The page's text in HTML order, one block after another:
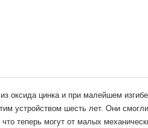
оксида цинка и при малейшем
устройством шесть лет. Они
теперь могут от малых